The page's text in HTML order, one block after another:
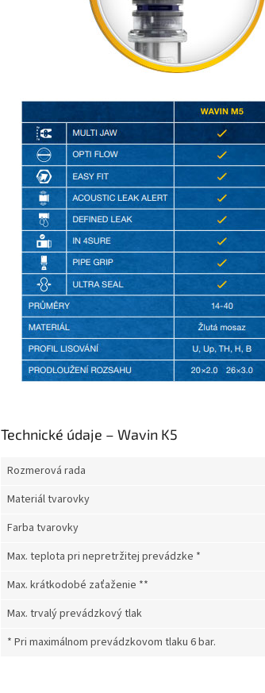
Technické údaje – Wavin K5
Rozmerová rada
Materiál tvarovky
Farba tvarovky
Max. teplota pri nepretržitej prevádzke *
Max. krátkodobé zaťaženie **
Max. trvalý prevádzkový tlak
* Pri maximálnom prevádzkovom tlaku 6 bar.